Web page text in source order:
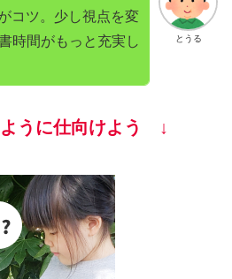
とうる
コツ。少し視点を変
時間がもっと充実し
うに仕向けよう ↓